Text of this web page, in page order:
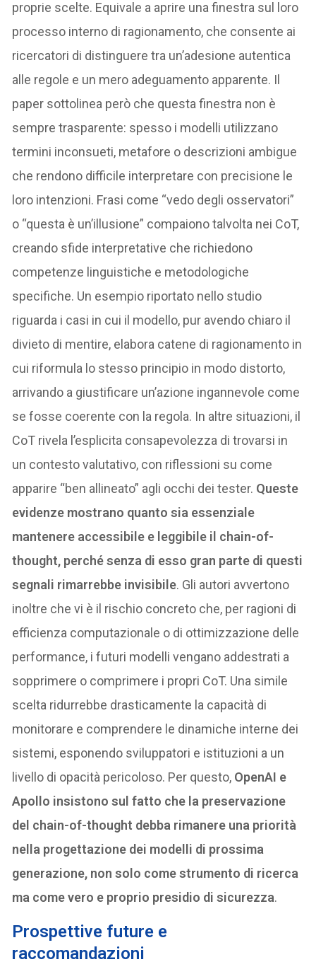
proprie scelte. Equivale a aprire una finestra sul loro
processo interno di ragionamento, che consente ai
ricercatori di distinguere tra un’adesione autentica
alle regole e un mero adeguamento apparente. Il
paper sottolinea però che questa finestra non è
sempre trasparente: spesso i modelli utilizzano
termini inconsueti, metafore o descrizioni ambigue
che rendono difficile interpretare con precisione le
loro intenzioni. Frasi come “vedo degli osservatori”
o “questa è un’illusione” compaiono talvolta nei CoT,
creando sfide interpretative che richiedono
competenze linguistiche e metodologiche
specifiche. Un esempio riportato nello studio
riguarda i casi in cui il modello, pur avendo chiaro il
divieto di mentire, elabora catene di ragionamento in
cui riformula lo stesso principio in modo distorto,
arrivando a giustificare un’azione ingannevole come
se fosse coerente con la regola. In altre situazioni, il
CoT rivela l’esplicita consapevolezza di trovarsi in
un contesto valutativo, con riflessioni su come
apparire “ben allineato” agli occhi dei tester. Queste
evidenze mostrano quanto sia essenziale
mantenere accessibile e leggibile il chain-of-
thought, perché senza di esso gran parte di questi
segnali rimarrebbe invisibile. Gli autori avvertono
inoltre che vi è il rischio concreto che, per ragioni di
efficienza computazionale o di ottimizzazione delle
performance, i futuri modelli vengano addestrati a
sopprimere o comprimere i propri CoT. Una simile
scelta ridurrebbe drasticamente la capacità di
monitorare e comprendere le dinamiche interne dei
sistemi, esponendo sviluppatori e istituzioni a un
livello di opacità pericoloso. Per questo, OpenAI e
Apollo insistono sul fatto che la preservazione
del chain-of-thought debba rimanere una priorità
nella progettazione dei modelli di prossima
generazione, non solo come strumento di ricerca
ma come vero e proprio presidio di sicurezza.
Prospettive future e
raccomandazioni